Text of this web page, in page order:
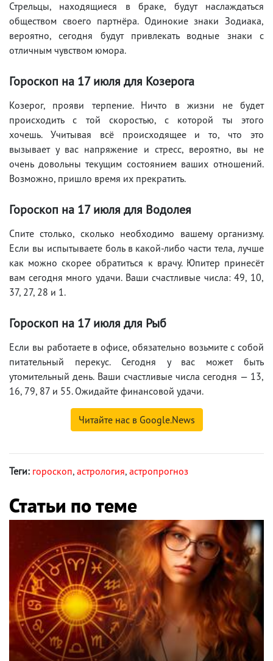
Стрельцы, находящиеся в браке, будут наслаждаться
обществом своего партнёра. Одинокие знаки Зодиака,
вероятно, сегодня будут привлекать водные знаки с
отличным чувством юмора.
Гороскоп на 17июля для Козерога
Козерог, прояви терпение. Ничто в жизни не будет
происходить с той скоростью, с которой ты этого
хочешь. Учитывая всё происходящее и то, что это
вызывает у вас напряжение и стресс, вероятно, вы не
очень довольны текущим состоянием ваших отношений.
Возможно, пришло время их прекратить.
Гороскоп на 17июля для Водолея
Спите столько, сколько необходимо вашему организму.
Если вы испытываете боль в какой-либо части тела, лучше
как можно скорее обратиться к врачу. Юпитер принесёт
вам сегодня много удачи. Ваши счастливые числа: 49, 10,
37, 27, 28 и 1.
Гороскоп на 17июля для Рыб
Если вы работаете в офисе, обязательно возьмите с собой
питательный перекус. Сегодня у вас может быть
утомительный день. Ваши счастливые числа сегодня — 13,
16, 79, 87 и 55. Ожидайте финансовой удачи.
Читайте нас в Google.News
Теги: гороскоп, астрология, астропрогноз
Статьи по теме